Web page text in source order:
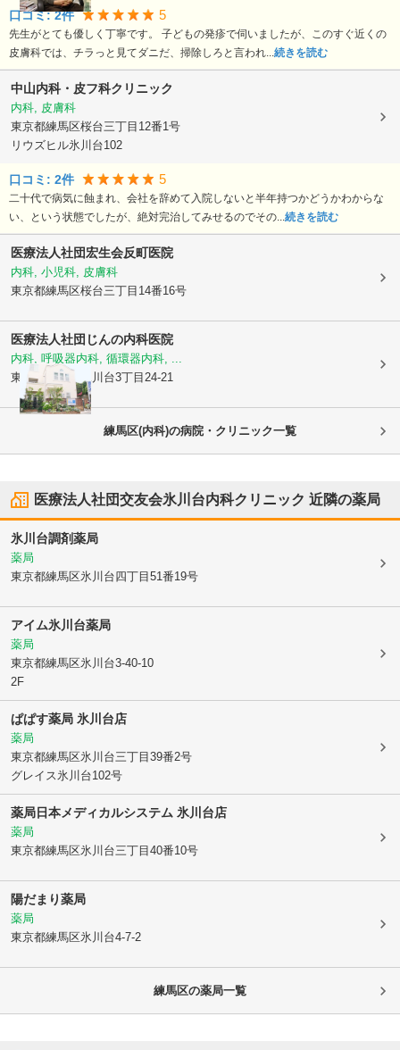
口コミ:2件 5
先生がとても優しく丁寧です。 子どもの発疹で伺いましたが、このすぐ近くの
皮膚科では、チラっと見てダニだ、掃除しろと言われ...続きを読む
中山内科・皮フ科クリニック
内科, 皮膚科
東京都練馬区桜台三丁目12番1号
リウズヒル氷川台102
口コミ: 2件 5
二十代で病気に蝕まれ、会社を辞めて入院しないと半年持つかどうかわからな
い、という状態でしたが、絶対完治してみせるのでその...続きを読む
医療法人社団宏生会反町医院
内科, 小児科, 皮膚科
東京都練馬区桜台三丁目14番16号
医療法人社団 じんの内科医院
内科, 呼吸器内科, 循環器内科, ...
東京都練馬区
氷川台3丁目24-21
練馬区(内科)の病院・クリニック一覧
医療法人社団交友会氷川台内科クリニック 近隣の薬局
氷川台調剤薬局
薬局
東京都練馬区氷川台四丁目51番19号
アイム氷川台薬局
薬局
東京都練馬区氷川台3-40-10
2F
ぱぱす薬局 氷川台店
薬局
東京都練馬区氷川台三丁目39番2号
グレイス氷川台102号
薬局日本メディカルシステム 氷川台店
薬局
東京都練馬区氷川台三丁目40番10号
陽だまり薬局
薬局
東京都練馬区氷川台4-7-2
練馬区の薬局一覧